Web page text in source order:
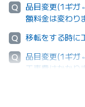
Q
品目変更(1ギ
額料金は変わり
Q
移転をする時に
Q
品目変更(1ギ
工事費はかかり